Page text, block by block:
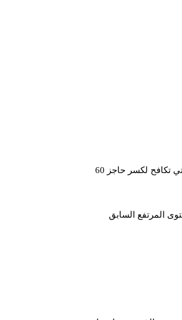
حتى نتعرف على أسباب انخفاض الذهب الرقمي سنقوم بتحليل السوق، حيث ارتفعت أسعار الذهب إلى ما يزيد عن 2500 دولار للأونصة، مما طغى على عملة البيتكوين، التي تكافح لكسر حاجز 60
المستوى المرتفع السابق